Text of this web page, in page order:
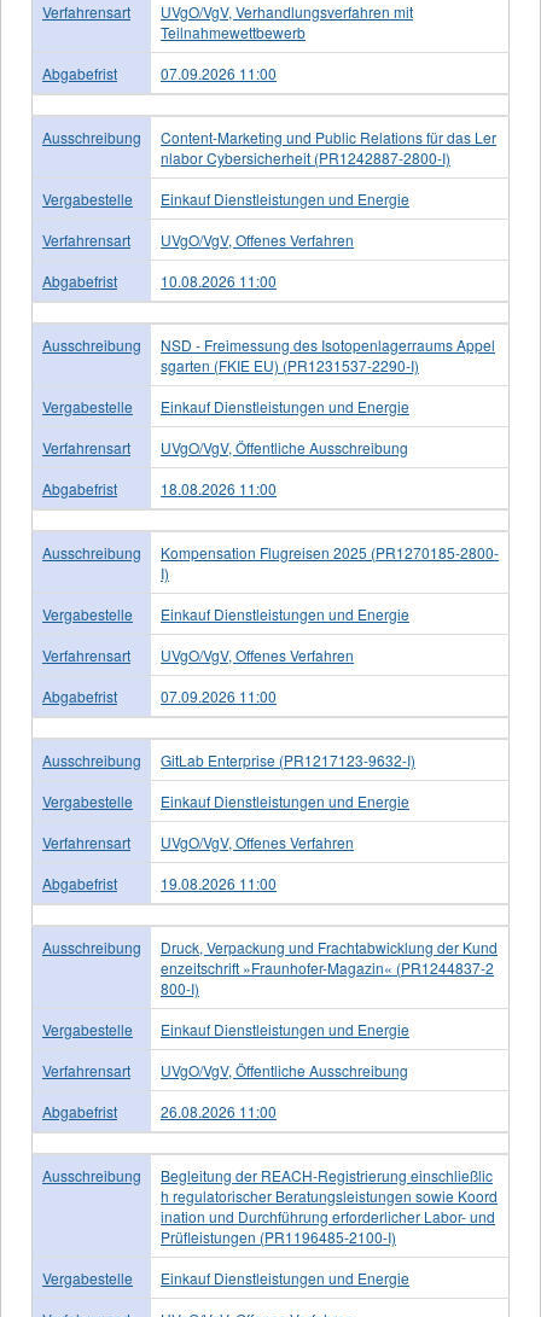
Verfahrensart
UVgO/VgV, Verhandlungsverfahren mit
Teilnahmewettbewerb
Abgabefrist
07.09.2026 11:00
Ausschreibung
Content-Marketing und Public Relations für das Ler
nlabor Cybersicherheit (PR1242887-2800-I)
Vergabestelle
Einkauf Dienstleistungen und Energie
Verfahrensart
UVgO/VgV, Offenes Verfahren
Abgabefrist
10.08.2026 11:00
Ausschreibung
NSD - Freimessung des Isotopenlagerraums Appel
sgarten (FKIE EU) (PR1231537-2290-I)
Vergabestelle
Einkauf Dienstleistungen und Energie
Verfahrensart
UVgO/VgV, Öffentliche Ausschreibung
Abgabefrist
18.08.2026 11:00
Ausschreibung
Kompensation Flugreisen 2025 (PR1270185-2800-
I)
Vergabestelle
Einkauf Dienstleistungen und Energie
Verfahrensart
UVgO/VgV, Offenes Verfahren
Abgabefrist
07.09.2026 11:00
Ausschreibung
GitLab Enterprise (PR1217123-9632-I)
Vergabestelle
Einkauf Dienstleistungen und Energie
Verfahrensart
UVgO/VgV, Offenes Verfahren
Abgabefrist
19.08.2026 11:00
Ausschreibung
Druck, Verpackung und Frachtabwicklung der Kund
enzeitschrift »Fraunhofer-Magazin« (PR1244837-2
800-I)
Vergabestelle
Einkauf Dienstleistungen und Energie
Verfahrensart
UVgO/VgV, Öffentliche Ausschreibung
Abgabefrist
26.08.2026 11:00
Ausschreibung
Begleitung der REACH-Registrierung einschließlic
h regulatorischer Beratungsleistungen sowie Koord
ination und Durchführung erforderlicher Labor- und
Prüﬂeistungen (PR1196485-2100-I)
Vergabestelle
Einkauf Dienstleistungen und Energie